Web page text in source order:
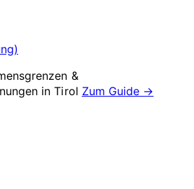
&
inTirol Zum Guide →